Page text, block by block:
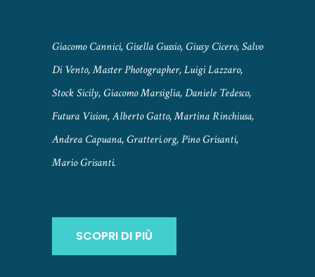
Giacomo Cannici, Gisella Gussio, Giusy Cicero, Salvo
Di Vento, Master Photographer, Luigi Lazzaro,
Stock Sicily, Giacomo Marsiglia, Daniele Tedesco,
Futura Vision, Alberto Gatto, Martina Rinchiusa,
Andrea Capuana, Gratteri.org, Pino Grisanti,
Mario Grisanti.
SCOPRI DI PIÙ